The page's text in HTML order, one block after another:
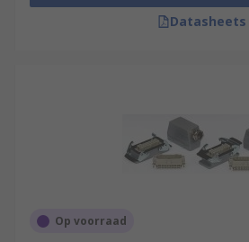
Datasheets
Op voorraad